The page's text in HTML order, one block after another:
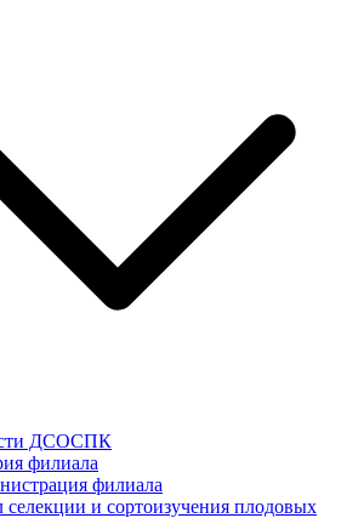
ДСОСПК
филиала
филиала
селекции и сортоизучения плодовых